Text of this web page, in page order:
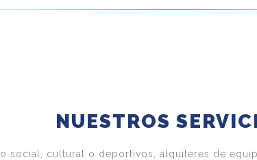
NUESTROS
social, cultural o deportivos, alquileres de